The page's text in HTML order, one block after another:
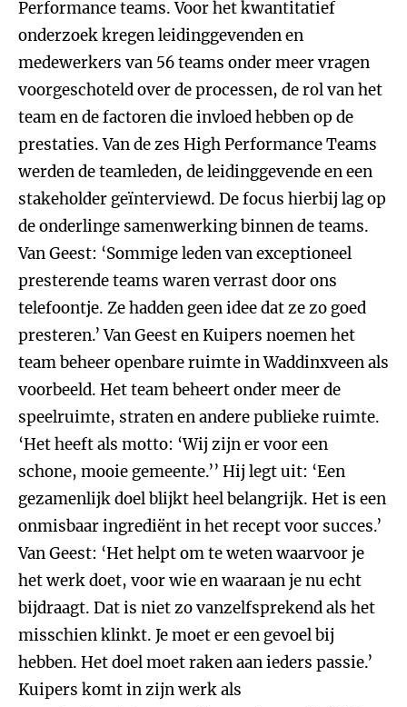
Performance teams. Voor het kwantitatief
onderzoek kregen leidinggevenden en
medewerkers van 56 teams onder meer vragen
voorgeschoteld over de processen, de rol van het
team en de factoren die invloed hebben op de
prestaties. Van de zes High Performance Teams
werden de teamleden, de leidinggevende en een
stakeholder geïnterviewd. De focus hierbij lag op
de onderlinge samenwerking binnen de teams.
Van Geest: ‘Sommige leden van exceptioneel
presterende teams waren verrast door ons
telefoontje. Ze hadden geen idee dat ze zo goed
presteren.’ Van Geest en Kuipers noemen het
team beheer openbare ruimte in Waddinxveen als
voorbeeld. Het team beheert onder meer de
speelruimte, straten en andere publieke ruimte.
‘Het heeft als motto: ‘Wij zijn er voor een
schone, mooie gemeente.’’ Hij legt uit: ‘Een
gezamenlijk doel blijkt heel belangrijk. Het is een
onmisbaar ingrediënt in het recept voor succes.’
Van Geest: ‘Het helpt om te weten waarvoor je
het werk doet, voor wie en waaraan je nu echt
bijdraagt. Dat is niet zo vanzelfsprekend als het
misschien klinkt. Je moet er een gevoel bij
hebben. Het doel moet raken aan ieders passie.’
Kuipers komt in zijn werk als